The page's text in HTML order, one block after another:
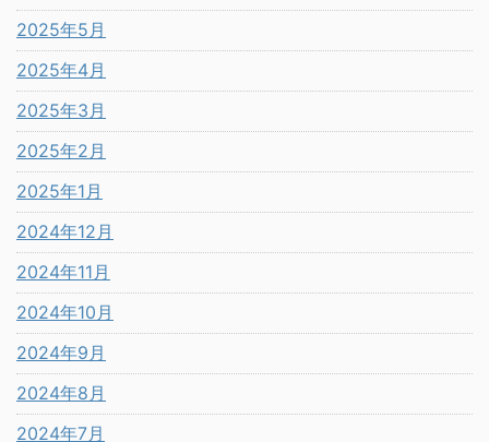
2025年5月
2025年4月
2025年3月
2025年2月
2025年1月
2024年12月
2024年11月
2024年10月
2024年9月
2024年8月
2024年7月